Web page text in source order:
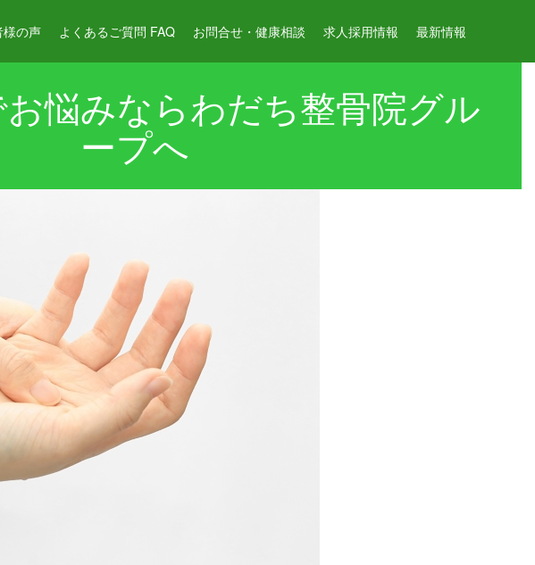
様の声 よくあるご質問 FAQ お問合せ・健康相談 求人採用情報 最新情報
悩みならわだち整骨院グル
ープへ